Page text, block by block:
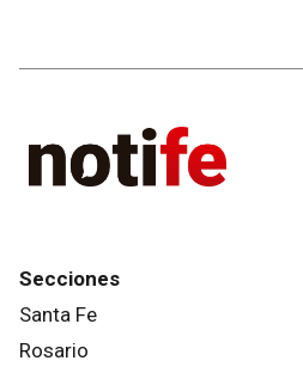
Secciones
Santa Fe
Rosario